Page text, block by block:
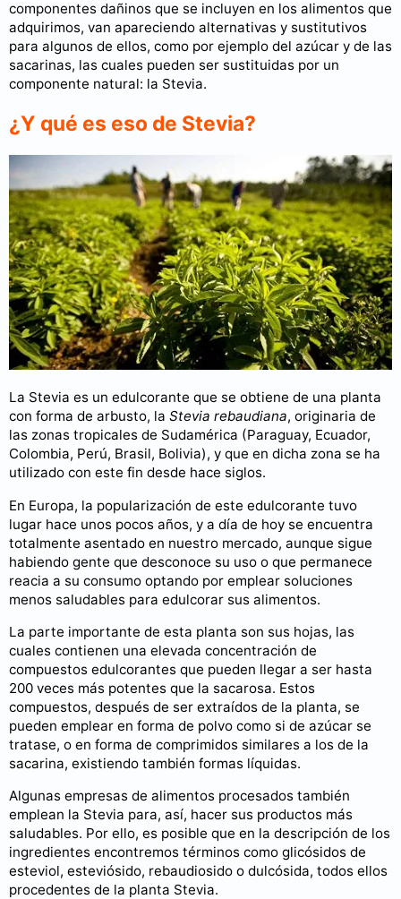
componentes dañinos que se incluyen en los alimentos que
adquirimos, van apareciendo alternativas y sustitutivos
para algunos de ellos, como por ejemplo del azúcar y de las
sacarinas, las cuales pueden ser sustituidas por un
componente natural: la Stevia.
¿Y qué es eso de Stevia?
La Stevia es un edulcorante que se obtiene de una planta
con forma de arbusto, la Stevia rebaudiana, originaria de
las zonas tropicales de Sudamérica (Paraguay, Ecuador,
Colombia, Perú, Brasil, Bolivia), y que en dicha zona se ha
utilizado con este fin desde hace siglos.
En Europa, la popularización de este edulcorante tuvo
lugar hace unos pocos años, y a día de hoy se encuentra
totalmente asentado en nuestro mercado, aunque sigue
habiendo gente que desconoce su uso o que permanece
reacia a su consumo optando por emplear soluciones
menos saludables para edulcorar sus alimentos.
La parte importante de esta planta son sus hojas, las
cuales contienen una elevada concentración de
compuestos edulcorantes que pueden llegar a ser hasta
200 veces más potentes que la sacarosa. Estos
compuestos, después de ser extraídos de la planta, se
pueden emplear en forma de polvo como si de azúcar se
tratase, o en forma de comprimidos similares a los de la
sacarina, existiendo también formas líquidas.
Algunas empresas de alimentos procesados también
emplean la Stevia para, así, hacer sus productos más
saludables. Por ello, es posible que en la descripción de los
ingredientes encontremos términos como glicósidos de
esteviol, esteviósido, rebaudiosido o dulcósida, todos ellos
procedentes de la planta Stevia.